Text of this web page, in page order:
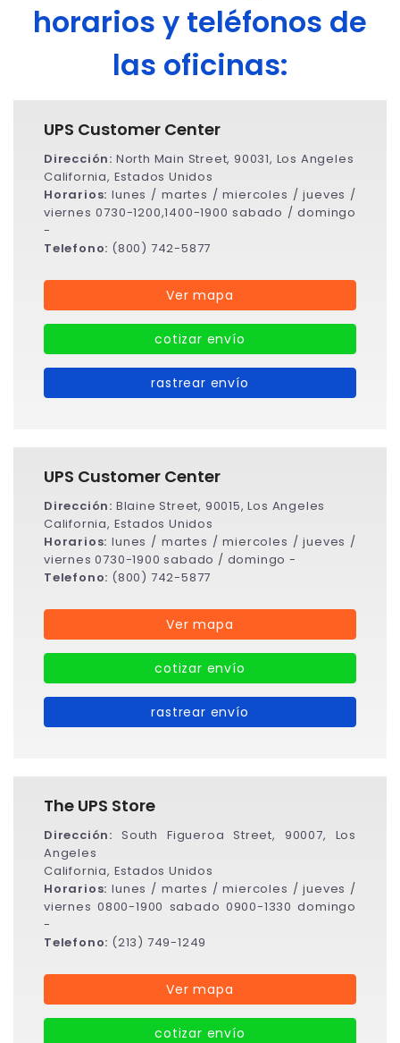
horarios y teléfonos de
las oficinas:
UPS Customer Center
Dirección: North Main Street, 90031, Los Angeles
California, Estados Unidos
Horarios:lunes / martes / miercoles / jueves /
viernes 0730-1200,1400-1900 sabado / domingo
-
Telefono: (800) 742-5877
Ver mapa
cotizar envío
rastrear envío
UPS Customer Center
Dirección: Blaine Street, 90015, Los Angeles
California, Estados Unidos
Horarios:lunes / martes / miercoles / jueves /
viernes 0730-1900 sabado / domingo -
Telefono: (800) 742-5877
Ver mapa
cotizar envío
rastrear envío
The UPS Store
Dirección: South Figueroa Street, 90007, Los
Angeles
California, Estados Unidos
Horarios:lunes / martes / miercoles / jueves /
viernes 0800-1900 sabado 0900-1330 domingo
-
Telefono: (213) 749-1249
Ver mapa
cotizar envío